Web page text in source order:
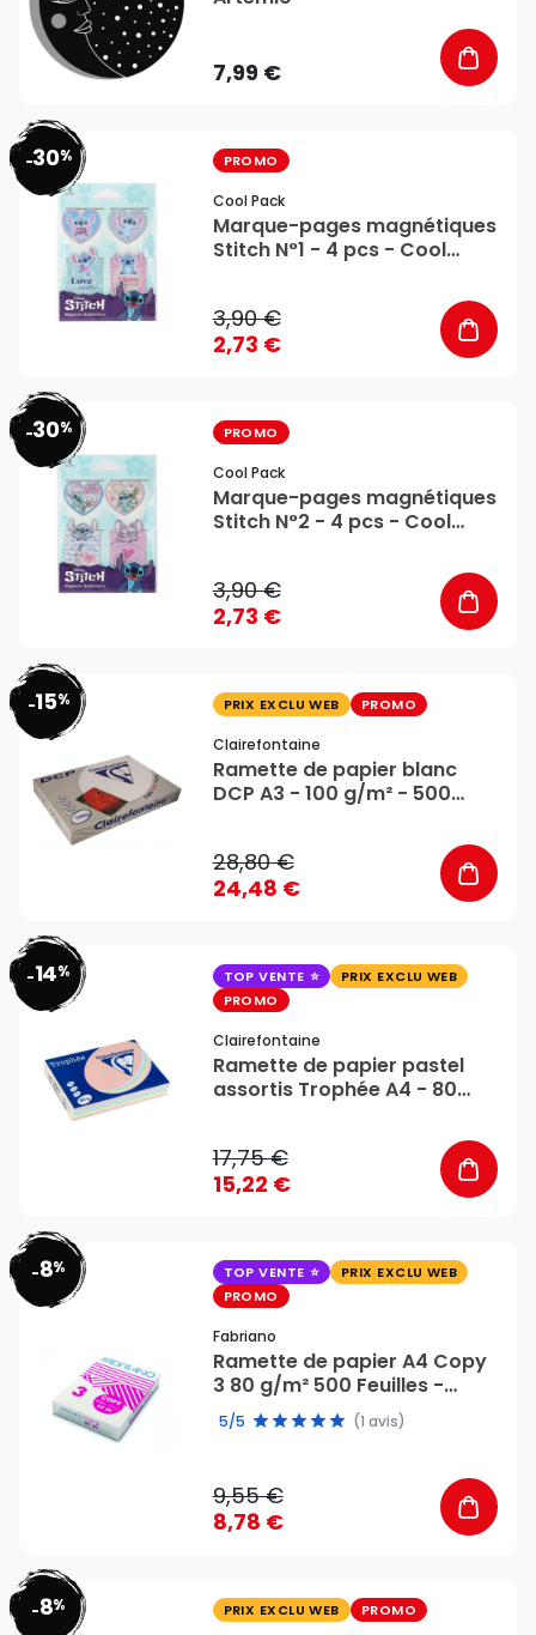
7,99 €
-30% PROMO
Cool Pack
Marque-pages magnétiques
Stitch N°1 - 4 pcs - Cool
3,90 €
2,73 €
-30% PROMO
Cool Pack
Marque-pages magnétiques
Stitch N°2 - 4 pcs - Cool
3,90 €
2,73 €
-15% PRIX EXCLU WEB PROMO
Clairefontaine
Ramette de papier blanc
DCP A3 - 100 g/m² - 500
28,80 €
24,48 €
-14% TOP VENTE
PRIX EXCLU WEB
PROMO
Clairefontaine
Ramette de papier pastel
assortis Trophée A4 - 80
17,75 €
15,22 €
-8% TOP VENTE
PRIX EXCLU WEB
PROMO
Fabriano
Ramette de papier A4 Copy
3 80 g/m² 500 Feuilles -
Fabriano
5/5 (1 avis)
9,55 €
8,78 €
-8% PRIX EXCLU WEB PROMO